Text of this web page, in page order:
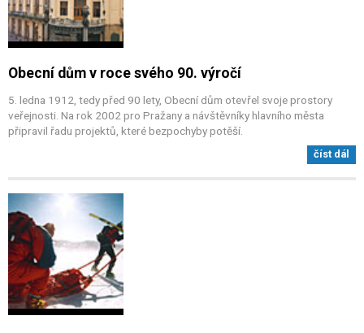
Obecní dům v roce svého 90. výročí
5. ledna 1912, tedy před 90 lety, Obecní dům otevřel svoje prostory
veřejnosti. Na rok 2002 pro Pražany a návštěvníky hlavního města
připravil řadu projektů, které bezpochyby potěší.
číst dál